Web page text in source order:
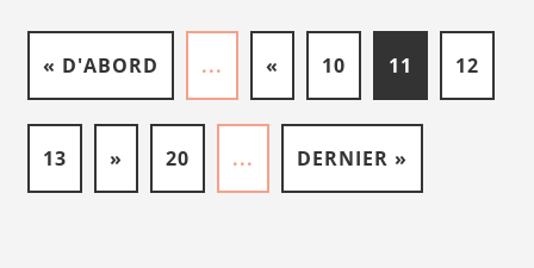
« D'ABORD ... « 10 11 12
13 » 20 ... DERNIER »